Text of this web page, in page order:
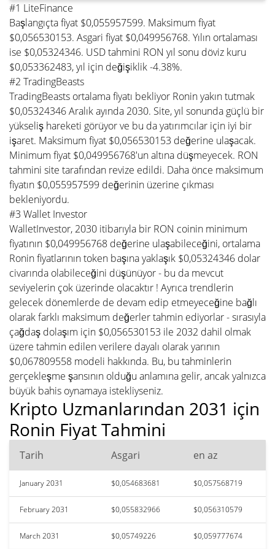
#1 LiteFinance
Başlangıçta fiyat $0,055957599. Maksimum fiyat
$0,056530153. Asgari fiyat $0,049956768. Yılın ortalaması
ise $0,05324346. USD tahmini RON yıl sonu döviz kuru
$0,053362483, yıl için değişiklik -4.38%.
#2 TradingBeasts
TradingBeasts ortalama fiyatı bekliyor Ronin yakın tutmak
$0,05324346 Aralık ayında 2030. Site, yıl sonunda güçlü bir
yükseliş hareketi görüyor ve bu da yatırımcılar için iyi bir
işaret. Maksimum fiyat $0,056530153 değerine ulaşacak.
Minimum fiyat $0,049956768'un altına düşmeyecek. RON
tahmini site tarafından revize edildi. Daha önce maksimum
fiyatın $0,055957599 değerinin üzerine çıkması
bekleniyordu.
#3 Wallet Investor
WalletInvestor, 2030 itibarıyla bir RON coinin minimum
fiyatının $0,049956768 değerine ulaşabileceğini, ortalama
Ronin fiyatlarının token başına yaklaşık $0,05324346 dolar
civarında olabileceğini düşünüyor - bu da mevcut
seviyelerin çok üzerinde olacaktır ! Ayrıca trendlerin
gelecek dönemlerde de devam edip etmeyeceğine bağlı
olarak farklı maksimum değerler tahmin ediyorlar - sırasıyla
çağdaş dolaşım için $0,056530153 ile 2032 dahil olmak
üzere tahmin edilen verilere dayalı olarak yarının
$0,067809558 modeli hakkında. Bu, bu tahminlerin
gerçekleşme şansının olduğu anlamına gelir, ancak yalnızca
büyük bahis oynamaya istekliyseniz.
Kripto Uzmanlarından 2031 için
Ronin Fiyat Tahmini
Tarih Asgari en az
January 2031 $0,054683681 $0,057568719
February 2031 $0,055832966 $0,056310579
March 2031 $0,05749226 $0,059777674